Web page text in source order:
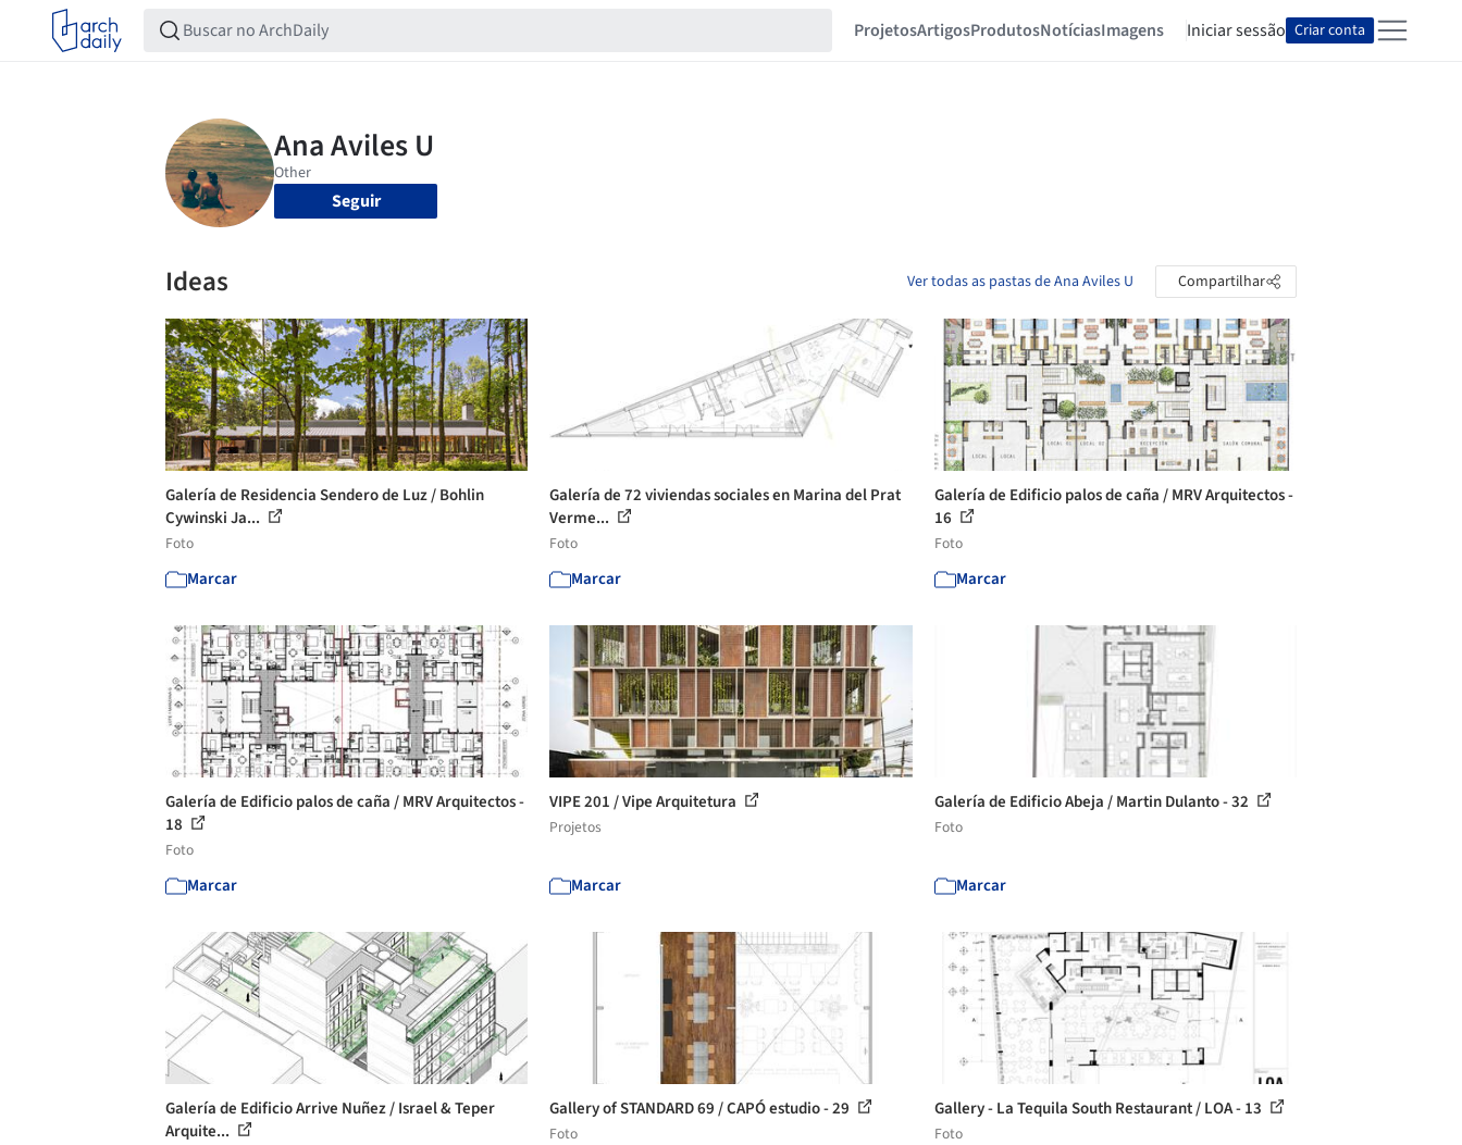
ProjetosArtigosProdutosNotíciasImagens Iniciar sessão Criar conta
Seguir
Ideas Ver todas as pastas de Ana Aviles U Compartilhar
Galería de Residencia Sendero de Luz / Bohlin
Cywinski Ja...
Foto
Marcar
Galería de 72 viviendas sociales en Marina del Prat
Verme...
Foto
Marcar
Galería de Edificio palos de caña / MRV Arquitectos -
16
Foto
Marcar
Galería de Edificio palos de caña / MRV Arquitectos -
18
Foto
Marcar
VIPE 201 / Vipe Arquitetura
Projetos
Marcar
Galería de Edificio Abeja / Martin Dulanto - 32
Foto
Marcar
Galería de Edificio Arrive Nuñez / Israel & Teper
Arquite...
Gallery of STANDARD 69 / CAPÓ estudio - 29
Foto
Gallery - La Tequila South Restaurant / LOA - 13
Foto